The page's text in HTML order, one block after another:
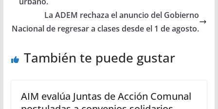
La ADEM rechaza el anuncio del Gobierno
Nacional de regresar a clases desde el 1 de agosto.
También te puede gustar
AIM evalúa Juntas de Acción Comunal